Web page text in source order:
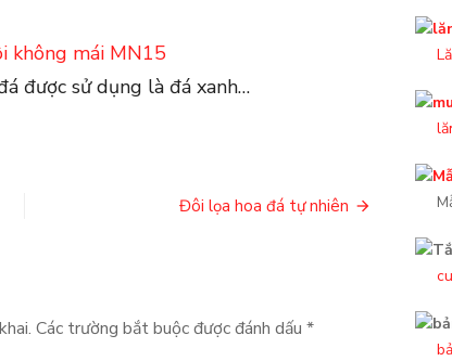
không mái MN15
được sử dụng là đá xanh…
Đôi lọa hoa đá tự nhiên
Các trường bắt buộc được đánh dấu *
cho: